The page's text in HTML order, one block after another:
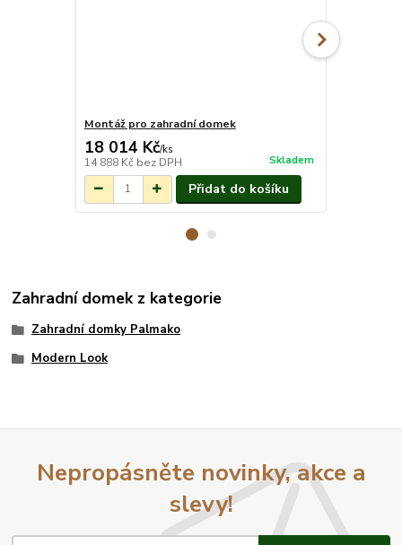
Montáž pro zahradní domek
18 014 Kč/ks
14 888 Kč bez DPH Skladem
Přidat do košíku
Zahradní domek z kategorie
Zahradní domky Palmako
Modern Look
Nepropásněte novinky, akce a
slevy!